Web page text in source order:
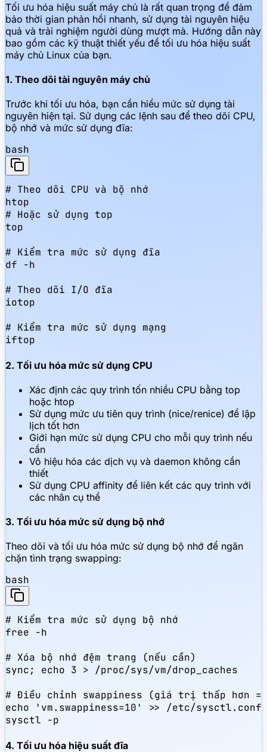
Tối ưu hóa hiệu suất máy chủ là rất quan trọng để đảm
bảo thời gian phản hồi nhanh, sử dụng tài nguyên hiệu
quả và trải nghiệm người dùng mượt mà. Hướng dẫn này
bao gồm các kỹ thuật thiết yếu để tối ưu hóa hiệu suất
máy chủ Linux của bạn.
1. Theo dõi tài nguyên máy chủ
Trước khi tối ưu hóa, bạn cần hiểu mức sử dụng tài
nguyên hiện tại. Sử dụng các lệnh sau để theo dõi CPU,
bộ nhớ và mức sử dụng đĩa:
bash
# Theo dõi CPU và bộ nhớ
htop
# Hoặc sử dụng top
top
# Kiểm tra mức sử dụng đĩa
df -h
# Theo dõi I/O đĩa
iotop
# Kiểm tra mức sử dụng mạng
iftop
2. Tối ưu hóa mức sử dụng CPU
Xác định các quy trình tốn nhiều CPU bằng top
hoặc htop
Sử dụng mức ưu tiên quy trình (nice/renice) để lập
lịch tốt hơn
Giới hạn mức sử dụng CPU cho mỗi quy trình nếu
cần
Vô hiệu hóa các dịch vụ và daemon không cần
thiết
Sử dụng CPU affinity để liên kết các quy trình với
các nhân cụ thể
3. Tối ưu hóa mức sử dụng bộ nhớ
Theo dõi và tối ưu hóa mức sử dụng bộ nhớ để ngăn
chặn tình trạng swapping:
bash
# Kiểm tra mức sử dụng bộ nhớ
free -h
# Xóa bộ nhớ đệm trang (nếu cần)
sync; echo 3 > /proc/sys/vm/drop_caches
# Điều chỉnh swappiness (giá trị thấp hơn =
echo 'vm.swappiness=10' >> /etc/sysctl.conf
sysctl -p
4. Tối ưu hóa hiệu suất đĩa